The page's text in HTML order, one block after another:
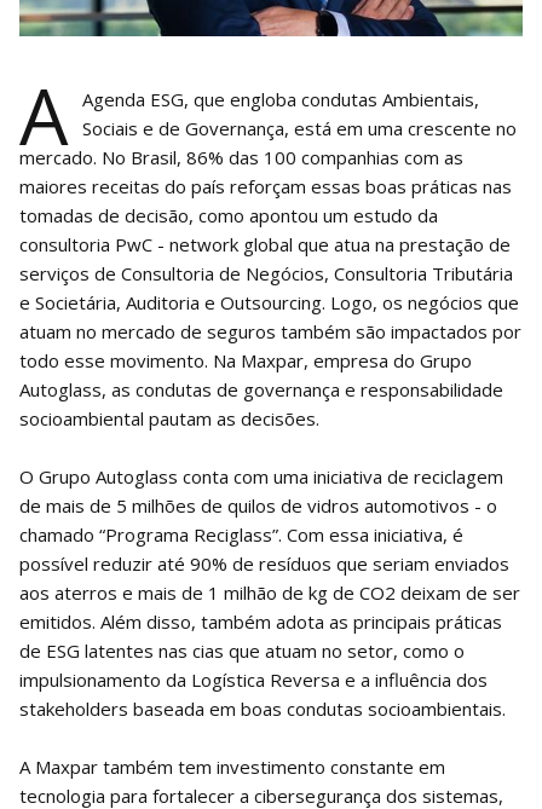
A Agenda ESG, que engloba condutas Ambientais,
Sociais e de Governança, está em uma crescente no
mercado. No Brasil, 86% das 100 companhias com as
maiores receitas do país reforçam essas boas práticas nas
tomadas de decisão, como apontou um estudo da
consultoria PwC - network global que atua na prestação de
serviços de Consultoria de Negócios, Consultoria Tributária
e Societária, Auditoria e Outsourcing. Logo, os negócios que
atuam no mercado de seguros também são impactados por
todo esse movimento. Na Maxpar, empresa do Grupo
Autoglass, as condutas de governança e responsabilidade
socioambiental pautam as decisões.
O Grupo Autoglass conta com uma iniciativa de reciclagem
de mais de 5 milhões de quilos de vidros automotivos - o
chamado “Programa Reciglass”. Com essa iniciativa, é
possível reduzir até 90% de resíduos que seriam enviados
aos aterros e mais de 1 milhão de kg de CO2 deixam de ser
emitidos. Além disso, também adota as principais práticas
de ESG latentes nas cias que atuam no setor, como o
impulsionamento da Logística Reversa e a influência dos
stakeholders baseada em boas condutas socioambientais.
A Maxpar também tem investimento constante em
tecnologia para fortalecer a cibersegurança dos sistemas,